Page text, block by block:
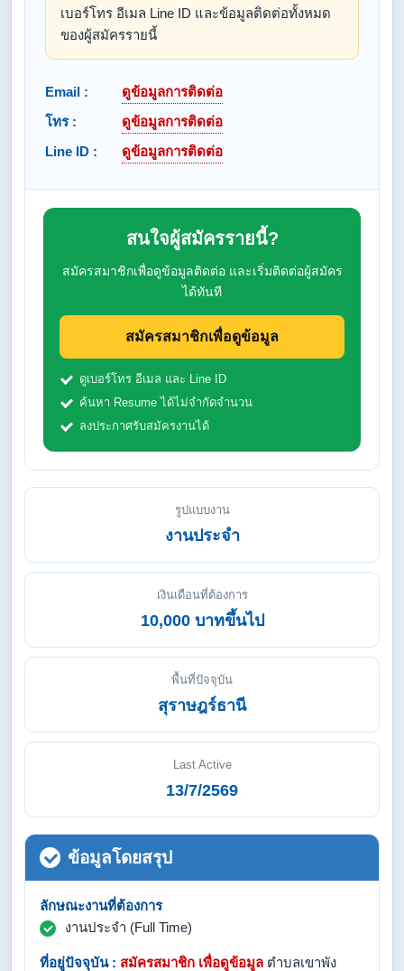
เบอร์โทร อีเมล Line ID และข้อมูลติดต่อทั้งหมด
ของผู้สมัครรายนี้
Email :
ดูข้อมูลการติดต่อ
โทร :
ดูข้อมูลการติดต่อ
Line ID :
ดูข้อมูลการติดต่อ
สนใจผู้สมัครรายนี้?
สมัครสมาชิกเพื่อดูข้อมูลติดต่อ และเริ่มติดต่อผู้สมัคร
ได้ทันที
สมัครสมาชิกเพื่อดูข้อมูล
ดูเบอร์โทร อีเมล และ Line ID
ค้นหา Resume ได้ไม่จำกัดจำนวน
ลงประกาศรับสมัครงานได้
รูปแบบงาน
งานประจำ
เงินเดือนที่ต้องการ
10,000 บาทขึ้นไป
พื้นที่ปัจจุบัน
สุราษฎร์ธานี
Last Active
13/7/2569
ข้อมูลโดยสรุป
ลักษณะงานที่ต้องการ
งานประจำ (Full Time)
ที่อยู่ปัจจุบัน : สมัครสมาชิก เพื่อดูข้อมูล ตำบลเขาพัง